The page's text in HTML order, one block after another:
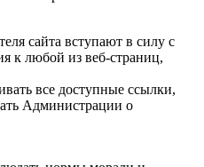
сайта вступают в силу с
к любой из веб-страниц,
все доступные ссылки,
Администрации о